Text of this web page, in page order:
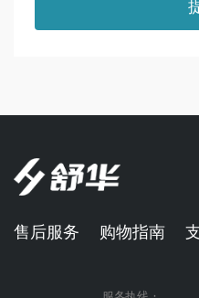
售后服务 购物指南